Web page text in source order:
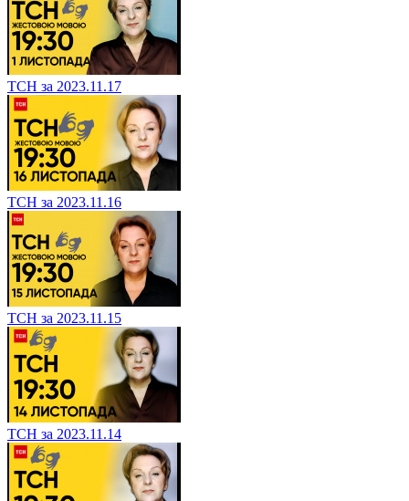
ТСН за 2023.11.17
ТСН за 2023.11.16
ТСН за 2023.11.15
ТСН за 2023.11.14